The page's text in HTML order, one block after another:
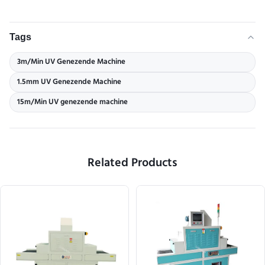
Tags
3m/Min UV Genezende Machine
1.5mm UV Genezende Machine
15m/Min UV genezende machine
Related Products